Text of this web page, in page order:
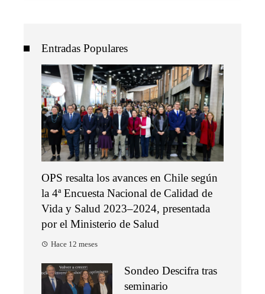
Entradas Populares
OPS resalta los avances en Chile según
la 4ª Encuesta Nacional de Calidad de
Vida y Salud 2023–2024, presentada
por el Ministerio de Salud
Hace 12 meses
Sondeo Descifra tras
seminario